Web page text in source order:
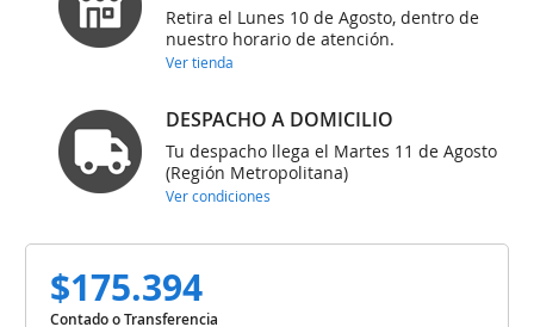
Retira el Lunes 10 de Agosto, dentro de
nuestro horario de atención.
Ver tienda
DESPACHO A DOMICILIO
Tu despacho llega el Martes 11 de Agosto
(Región Metropolitana)
Ver condiciones
$175.394
Contado o Transferencia